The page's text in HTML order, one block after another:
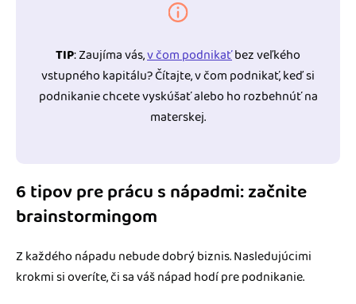
TIP: Zaujíma vás,v čom podnikaťbez veľkého
vstupného kapitálu? Čítajte, v čom podnikať, keď si
podnikanie chcete vyskúšať alebo ho rozbehnúť na
materskej.
6 tipov pre prácu s nápadmi: začnite
brainstormingom
Z každého nápadu nebude dobrý biznis. Nasledujúcimi
krokmi si overíte, či sa váš nápad hodí pre podnikanie.